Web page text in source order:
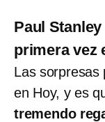
Paul
primera vez
Las sorpresas
en Hoy, y es
tremendo